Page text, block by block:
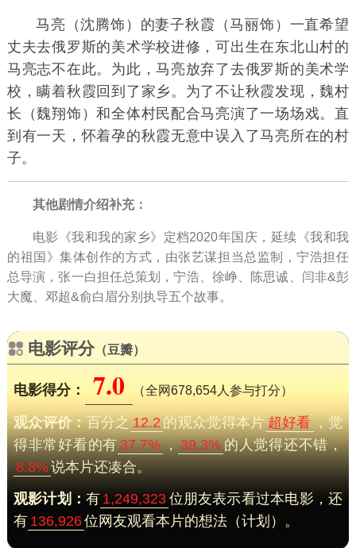
马亮 （沈腾饰）的妻子秋霞（马丽饰）一直希望
丈夫去俄罗斯的美术学校进修，可出生在东北山村的
马亮志不在此。为此，马亮放弃了去俄罗斯的美术学
校，瞒着秋霞回到了家乡。为了不让秋霞发现，魏村
长（魏翔饰）和全体村民配合马亮演了一场场戏。直
到有一天，怀着孕的秋霞无意中误入了马亮所在的村
子。
其他剧情介绍补充：
电影《我和我的家乡》定档2020年国庆，延续《我和我
的祖国》集体创作的方式，由张艺谋担当总监制，宁浩担任
总导演，张一白担任总策划，宁浩、徐峥、陈思诚、闫非&彭
大魔、邓超&俞白眉分别执导五个故事。
电影评分（豆瓣）
电影得分： 7.0 （全网678,654人参与打分）
观众评价：百分之12.2的观众觉得本片超好看，觉
得非常好看的有37.7%，39.3%的人觉得还不错，
8.8%说本片还凑合。
观影计划：有 1,249,323 位朋友表示看过本电影，还
有 136,926位网友观看本片的想法（计划）。